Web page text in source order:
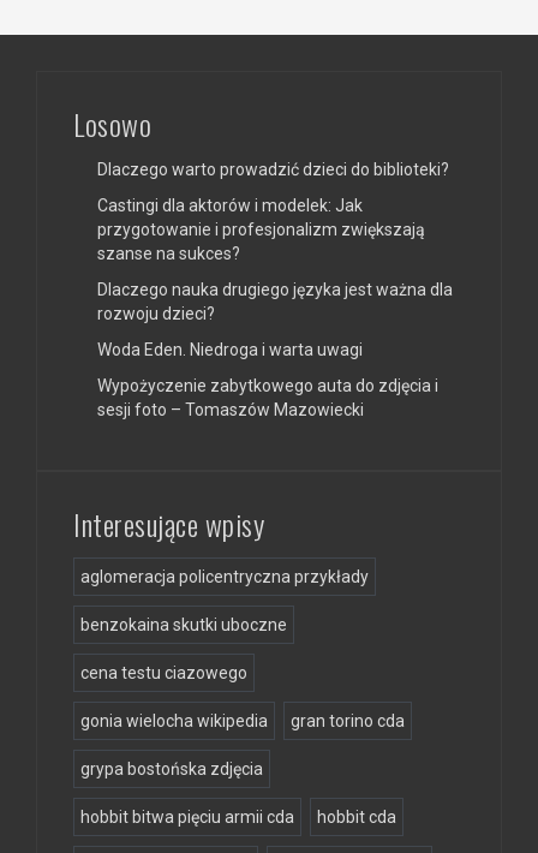
Losowo
Dlaczego warto prowadzić dzieci do biblioteki?
Castingi dla aktorów i modelek: Jak
przygotowanie i profesjonalizm zwiększają
szanse na sukces?
Dlaczego nauka drugiego języka jest ważna dla
rozwoju dzieci?
Woda Eden. Niedroga i warta uwagi
Wypożyczenie zabytkowego auta do zdjęcia i
sesji foto – Tomaszów Mazowiecki
Interesujące wpisy
aglomeracja policentryczna przykłady
benzokaina skutki uboczne
cena testu ciazowego
gonia wielocha wikipedia gran torino cda
grypa bostońska zdjęcia
hobbit bitwa pięciu armii cda hobbit cda